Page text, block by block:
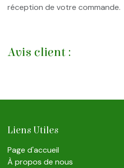
réception de votre commande.
Avis client :
Liens Utiles
Page d'accueil
À propos de nous